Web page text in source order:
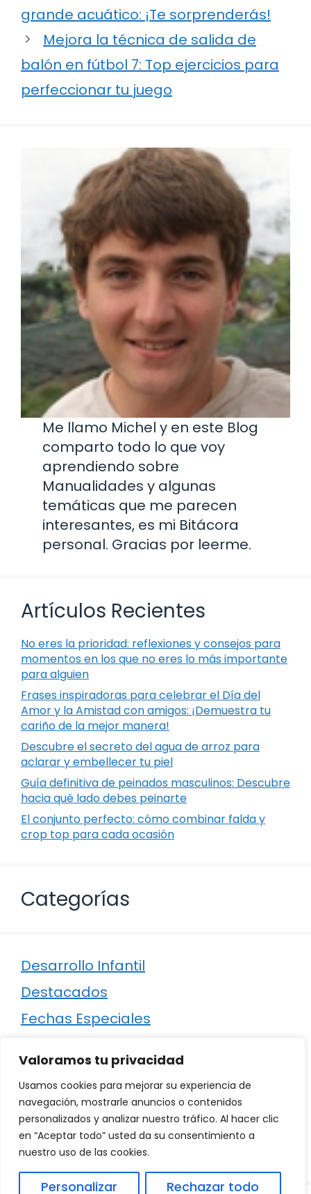
Valoramos tu privacidad
Usamos cookies para mejorar su experiencia de
navegación, mostrarle anuncios o contenidos
personalizados y analizar nuestro tráfico. Al hacer clic
en “Aceptar todo” usted da su consentimiento a
nuestro uso de las cookies.
Personalizar Rechazar todo
grande acuático: ¡Te sorprenderás!
Mejora la técnica de salida de
balón en fútbol 7: Top ejercicios para
perfeccionar tu juego
Me llamo Michel y en este Blog
comparto todo lo que voy
aprendiendo sobre
Manualidades y algunas
temáticas que me parecen
interesantes, es mi Bitácora
personal. Gracias por leerme.
Artículos Recientes
No eres la prioridad: reflexiones y consejos para
momentos en los que no eres lo más importante
para alguien
Frases inspiradoras para celebrar el Día del
Amor y la Amistad con amigos: ¡Demuestra tu
cariño de la mejor manera!
Descubre el secreto del agua de arroz para
aclarar y embellecer tu piel
Guía definitiva de peinados masculinos: Descubre
hacia qué lado debes peinarte
El conjunto perfecto: cómo combinar falda y
crop top para cada ocasión
Categorías
Desarrollo Infantil
Destacados
Fechas Especiales
Poesía
Regalos
Relaciones
Ropa